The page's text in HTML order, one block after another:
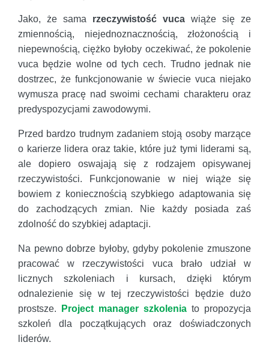
Jako, że sama rzeczywistość vuca wiąże się ze
zmiennością, niejednoznacznością, złożonością i
niepewnością, ciężko byłoby oczekiwać, że pokolenie
vuca będzie wolne od tych cech. Trudno jednak nie
dostrzec, że funkcjonowanie w świecie vuca niejako
wymusza pracę nad swoimi cechami charakteru oraz
predyspozycjami zawodowymi.
Przed bardzo trudnym zadaniem stoją osoby marzące
o karierze lidera oraz takie, które już tymi liderami są,
ale dopiero oswajają się z rodzajem opisywanej
rzeczywistości. Funkcjonowanie w niej wiąże się
bowiem z koniecznością szybkiego adaptowania się
do zachodzących zmian. Nie każdy posiada zaś
zdolność do szybkiej adaptacji.
Na pewno dobrze byłoby, gdyby pokolenie zmuszone
pracować w rzeczywistości vuca brało udział w
licznych szkoleniach i kursach, dzięki którym
odnalezienie się w tej rzeczywistości będzie dużo
prostsze.
Project manager szkolenia to propozycja
szkoleń dla początkujących oraz doświadczonych
liderów.